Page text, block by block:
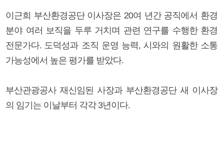
이근희 부산환경공단 이사장은 20여 년간 공직에서 환경
분야 여러 보직을 두루 거치며 관련 연구를 수행한 환경
전문가다. 도덕성과 조직 운영 능력, 시와의 원활한 소통
가능성에서 높은 평가를 받았다.
부산관광공사 재신임된 사장과 부산환경공단 새 이사장
의 임기는 이날부터 각각 3년이다.